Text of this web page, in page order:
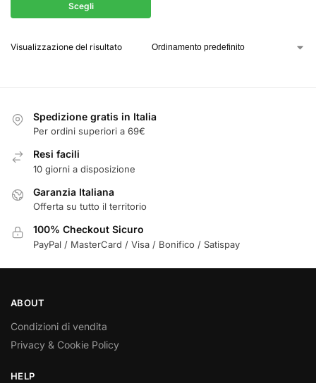
Scegli
Visualizzazione del risultato
Spedizione gratis in Italia
Per ordini superiori a 69€
Resi facili
10 giorni a disposizione
Garanzia Italiana
Offerta su tutto il territorio
100% Checkout Sicuro
PayPal / MasterCard / Visa / Bonifico / Satispay
ABOUT
Condizioni di vendita
Privacy & Cookie Policy
HELP